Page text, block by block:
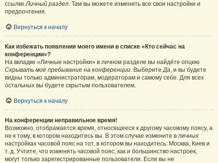
ссылкеЛичный раздел. Там вы можете изменить все свои настройки и
предпочтения.
Вернуться к началу
Как избежать появления моего имени в списке «Кто сейчас на
конференции»?
На вкладке «Личные настройки» в личном разделе вы найдёте опцию
Скрывать моё пребывание на конференции. ВыберитеДа, и вы будете
видны только администраторам, модераторам и самому себе. Для всех
остальных вы будете скрытым пользователем.
Вернуться к началу
На конференции неправильное время!
Возможно, отображается время, относящееся к другому часовому поясу, а
не к тому, в котором находитесь вы. В этом случае измените в личных
настройках часовой пояс на тот, в котором вы находитесь: Москва, Киев и
т. д. Учтите, что изменять часовой пояс, как и большинство настроек,
могут только зарегистрированные пользователи. Если вы не